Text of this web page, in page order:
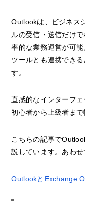
Outlookは、ビジネス
ルの受信・送信だけ
率的な業務運営が可能
ツールとも連携でき
す。
直感的なインターフ
初心者から上級者まで
こちらの記事で
説しています。あわせ
OutlookとExchange